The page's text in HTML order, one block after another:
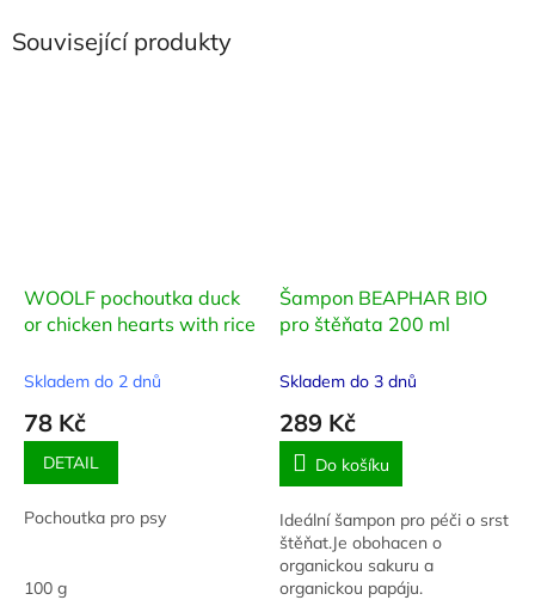
Související produkty
WOOLF pochoutka duck
or chicken hearts with rice
Skladem do 2 dnů
78 Kč
DETAIL
Pochoutka pro psy
100 g
Šampon BEAPHAR BIO
pro štěňata 200 ml
Skladem do 3 dnů
289 Kč
Do košíku
Ideální šampon pro péči o srst
štěňat.Je obohacen o
organickou sakuru a
organickou papáju.